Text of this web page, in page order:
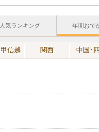
気ランキング 年間おで
信越 関西 中国･